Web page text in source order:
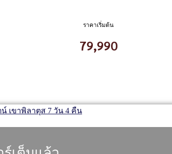
ราคาเริ่มต้น
79,990